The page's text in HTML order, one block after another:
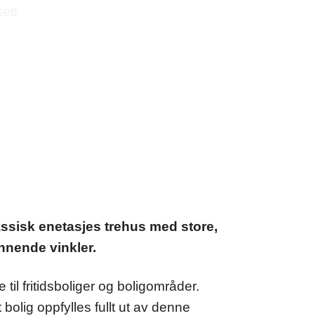
enetasjes trehus med store,
vinkler.
til fritidsboliger og boligområder.
oppfylles fullt ut av denne